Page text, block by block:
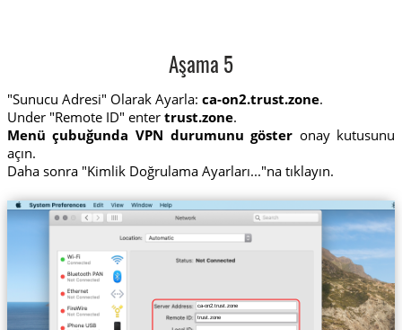
Aşama 5
"Sunucu Adresi" Olarak Ayarla: ca-on2.trust.zone.
Under "Remote ID" enter trust.zone.
Menü çubuğunda VPN durumunu göster onay kutusunu
açın.
Daha sonra "Kimlik Doğrulama Ayarları..."na tıklayın.
ca-on2.trust.zone
trust.zone